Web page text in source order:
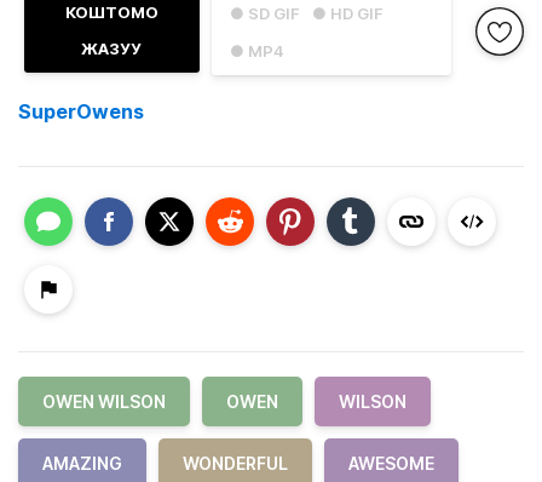
● SD GIF
● HD GIF
● MP4
КОШТОМО
ЖАЗУУ
SuperOwens
OWEN WILSON OWEN WILSON
AMAZING WONDERFUL AWESOME